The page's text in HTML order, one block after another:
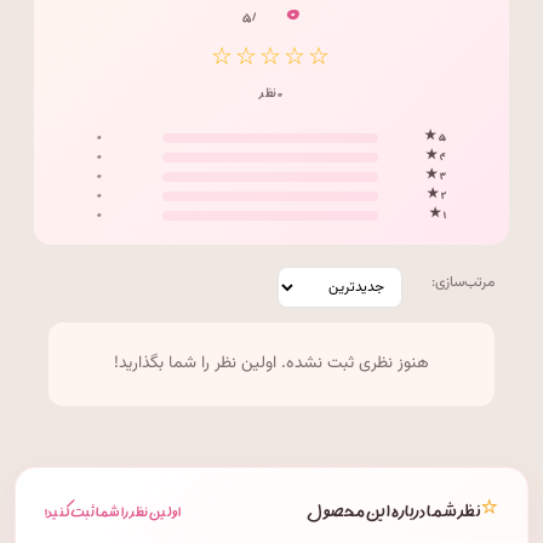
۰ / ۵
☆☆☆☆☆
۰ نظر
۵ ★
۰
۴ ★
۰
۳ ★
۰
۲ ★
۰
۱ ★
۰
مرتب‌سازی:
هنوز نظری ثبت نشده. اولین نظر را شما بگذارید!
⭐نظر شما درباره این محصول اولین نظر را شما ثبت کنید!